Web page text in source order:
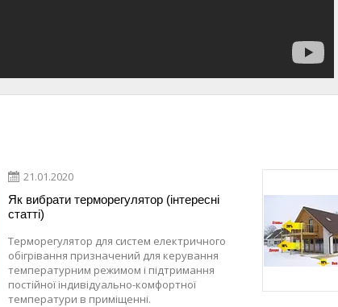
21.01.2020
Як вибрати терморегулятор (інтересні
статті)
Терморегулятор для систем електричного
обігрівання призначений для керування
температурним режимом і підтримання
постійної індивідуально-комфортної
температури в приміщенні.